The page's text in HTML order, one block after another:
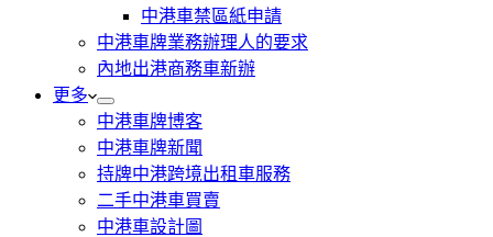
中港車禁區紙申請
中港車牌業務辦理人的要求
內地出港商務車新辦
更多
中港車牌博客
中港車牌新聞
持牌中港跨境出租車服務
二手中港車買賣
中港車設計圖